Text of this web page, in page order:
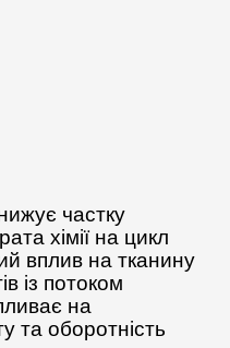
частку
хімії на цикл
вплив на тканину
із потоком
на
та оборотність